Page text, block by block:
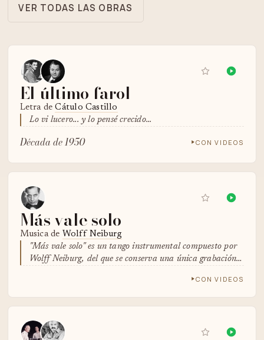
VER TODAS LAS OBRAS
El último farol
Letra deCátulo Castillo
Lo vi lucero... y lo pensé crecido...
Década de 1950 CON VIDEOS
Más vale solo
Musica de Wolff Neiburg
"Más vale solo" es un tango instrumental compuesto por
Wolff Neiburg, del que se conserva una única grabación…
CON VIDEOS